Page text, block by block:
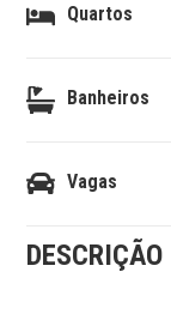
Quartos
Banheiros
Vagas
DESCRIÇÃO